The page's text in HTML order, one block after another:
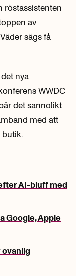
röstassistenten
av
sägs få
nya
WWDC
det sannolikt
med att
butik.
AI-bluff med
Google, Apple
ovanlig